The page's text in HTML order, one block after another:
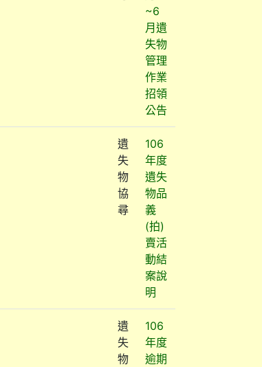
~6
月遺
失物
管理
作業
招領
公告
遺
失
物
協
尋
106
年度
遺失
物品
義
(拍)
賣活
動結
案說
明
遺
失
物
106
年度
逾期